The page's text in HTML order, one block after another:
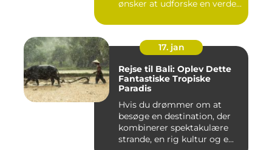
ønsker at udforske en verde...
17. jan
Rejse til Bali: Oplev Dette
Fantastiske Tropiske
Paradis
Hvis du drømmer om at
besøge en destination, der
kombinerer spektakulære
strande, en rig kultur og e...